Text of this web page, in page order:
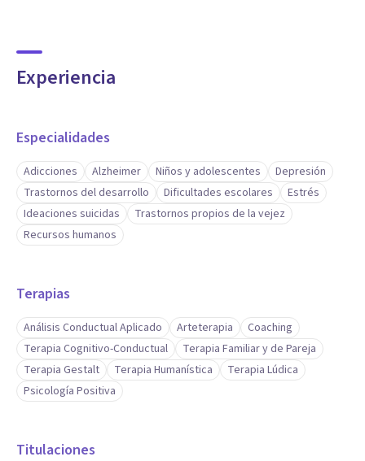
Experiencia
Especialidades
Adicciones Alzheimer Niños y adolescentes
Depresión
Trastornos del desarrollo
Dificultades escolares
Estrés
Ideaciones suicidas
Trastornos propios de la vejez
Recursos humanos
Terapias
Análisis Conductual Aplicado Arteterapia
Coaching
Terapia Cognitivo-Conductual
Terapia Familiar y de Pareja
Terapia Gestalt
Terapia Humanística
Terapia Lúdica
Psicología Positiva
Titulaciones